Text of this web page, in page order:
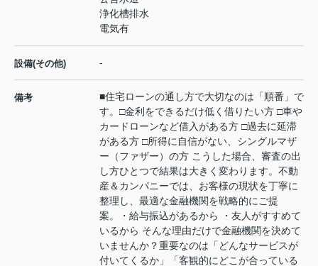
浄化槽排水
電気有
設備(その他) -
備考
■住宅ローンの通し方で大切なのは「順番」で
す。□金利をできるだけ低く借りたい方 □車や
カードローンなど借入がある方 □過去に延滞
がある方 □所得に自信がない、シングルマザ
ー（ファザー）の方 こうした場合、審査の出
し方ひとつで結果は大きく変わります。不動
産＆カンパニーでは、お客様の現状を丁寧に
整理し、最適な金融機関を戦略的にご提
案。・給与振込があるから ・友人がすすめて
いるから そんな理由だけで金融機関を決めて
いませんか？重要なのは「どんなサービスが
付いてくるか」「客観的にどこが合っている